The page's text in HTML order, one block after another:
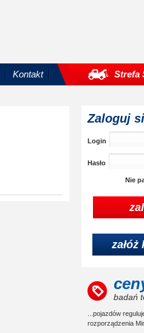
Kontakt Strefa
Zaloguj
Login
Hasło
Nie
załóż
badań
...pojazdów
rozporządzenia